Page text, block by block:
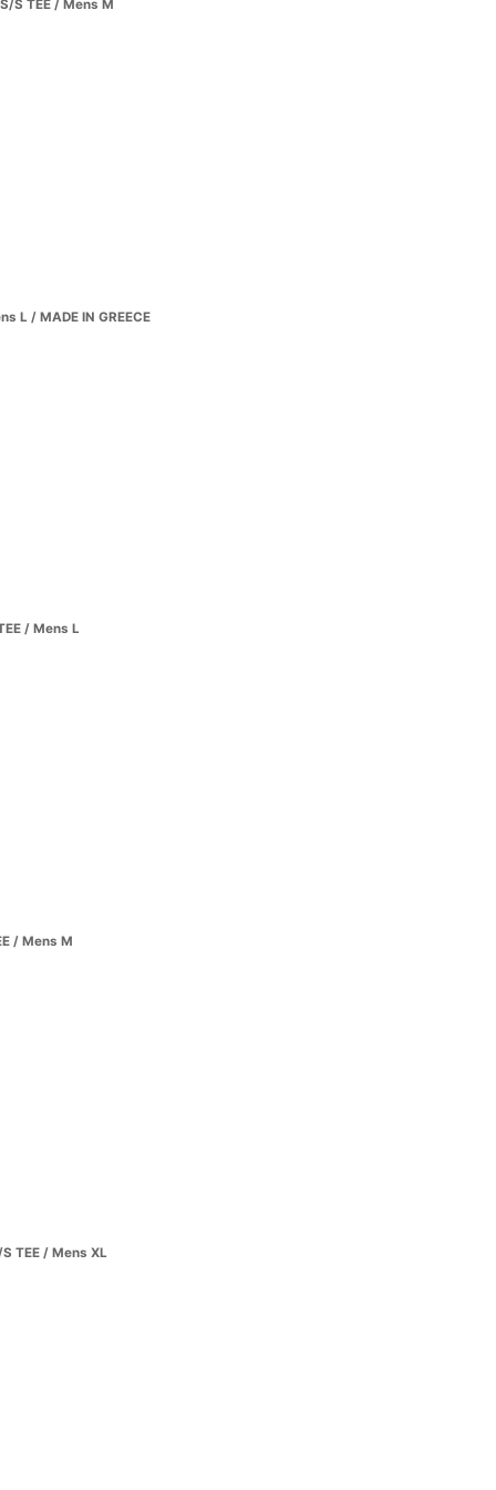
S TEE / Mens M
L / MADE IN GREECE
/ Mens L
/ Mens M
TEE / Mens XL